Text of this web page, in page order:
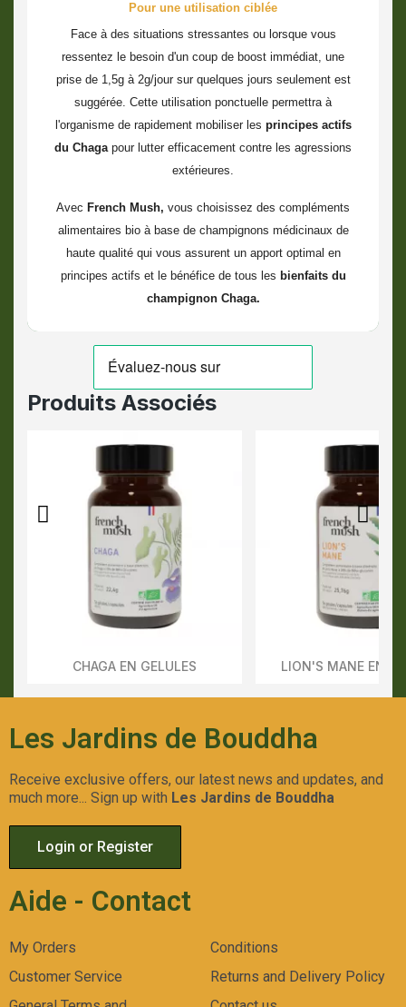
Pour une utilisation ciblée
Face à des situations stressantes ou lorsque vous
ressentez le besoin d'un coup de boost immédiat, une
prise de 1,5g à 2g/jour sur quelques jours seulement est
suggérée. Cette utilisation ponctuelle permettra à
l'organisme de rapidement mobiliser les principes actifs
du Chagapour lutter efficacement contre les agressions
extérieures.
Avec French Mush, vous choisissez des compléments
alimentaires bio à base de champignons médicinaux de
haute qualité qui vous assurent un apport optimal en
principes actifs et le bénéfice de tous les bienfaits du
champignon Chaga.
Produits Associés
Aperçu Rapide
CHAGA EN GELULES Aperçu
LION'S MANE EN
Les Jardins de Bouddha
Receive exclusive offers, our latest news and updates, and
much more... Sign up with Les Jardins de Bouddha
Login or Register
Aide - Contact
My Orders
Customer Service
Conditions
Returns and Delivery Policy